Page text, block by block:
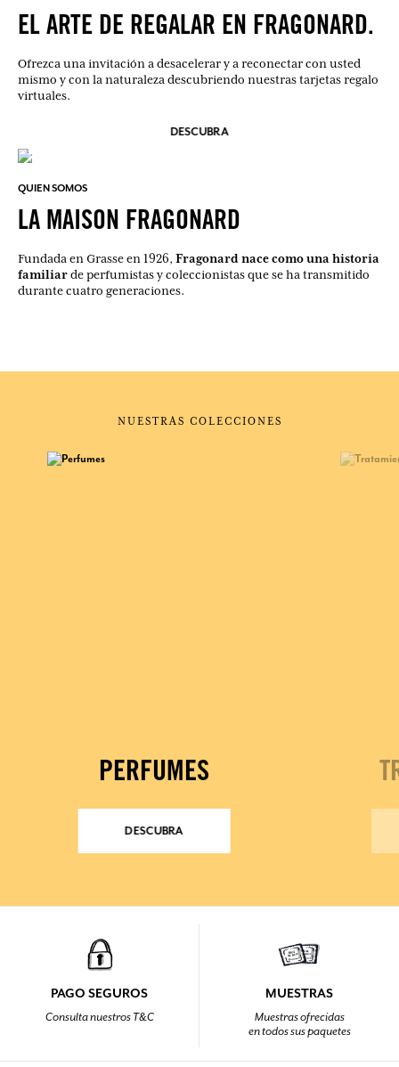
EL ARTE DE REGALAR EN FRAGONARD.
Ofrezca una invitación a desacelerar y a reconectar con usted
mismo y con la naturaleza descubriendo nuestras tarjetas regalo
virtuales.
DESCUBRA
QUIEN SOMOS
LA MAISON FRAGONARD
Fundada en Grasse en 1926, Fragonard nace como una historia
familiarde perfumistas y coleccionistas que se ha transmitido
durante cuatro generaciones.
NUESTRAS COLECCIONES
PERFUMES
DESCUBRA
PAGO SEGUROS
Consulta nuestros T&C
MUESTRAS
Muestras ofrecidas
en todos sus paquetes